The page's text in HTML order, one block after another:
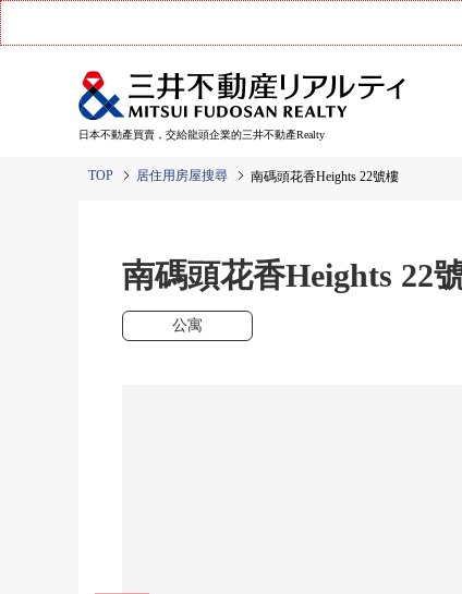
日本不動產買賣，交給龍頭企業的三井不動產Realty
TOP 居住用房屋搜尋 南碼頭花香Heights 22號樓
南碼頭花香Heights 22
公寓